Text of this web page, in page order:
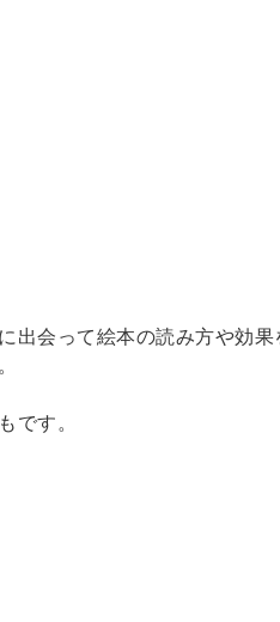
出会って絵本の読み方や効果
です。